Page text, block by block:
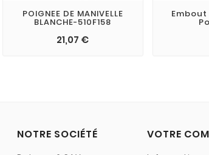
POIGNEE DE MANIVELLE
BLANCHE-510F158
21,07 €
Embout
NOTRE SOCIÉTÉ VOTRE